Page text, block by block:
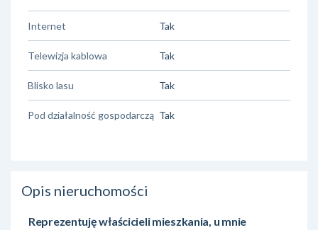
Internet Tak
Telewizja kablowa Tak
Blisko lasu Tak
Pod działalność gospodarczą Tak
Opis nieruchomości
Reprezentuję właścicieli mieszkania, u mnie